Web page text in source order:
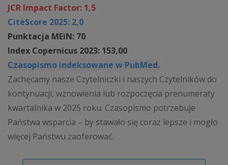
JCR Impact Factor: 1,5
CiteScore 2025: 2,0
Punktacja MEiN: 70
Index Copernicus 2023: 153,00
Czasopismo indeksowane w PubMed.
Zachęcamy nasze Czytelniczki i naszych Czytelników do
kontynuacji, wznowienia lub rozpoczęcia prenumeraty
kwartalnika w 2025 roku. Czasopismo potrzebuje
Państwa wsparcia – by stawało się coraz lepsze i mogło
więcej Państwu zaoferować.